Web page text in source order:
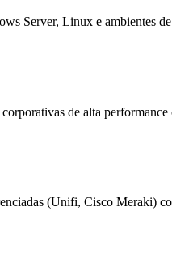
Server, Linux e ambientes
de alta
(Unifi, Cisco Meraki)